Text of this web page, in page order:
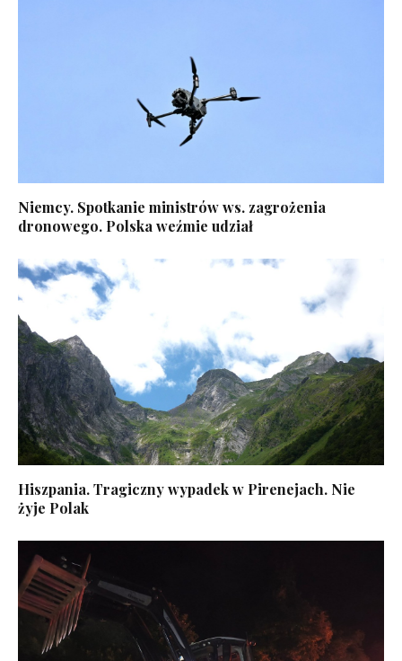
Niemcy. Spotkanie ministrów ws. zagrożenia
dronowego. Polska weźmie udział
Hiszpania. Tragiczny wypadek w Pirenejach. Nie
żyje Polak